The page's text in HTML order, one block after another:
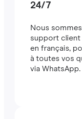
24/7
Nous
support
en français,
à toutes vos
via WhatsApp.